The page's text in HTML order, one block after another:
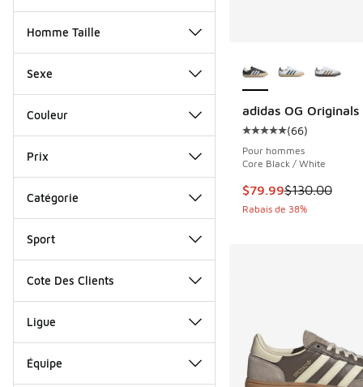
Homme Taille
Sexe
Couleur
Prix
Catégorie
Sport
Cote Des Clients
Ligue
Équipe
adidas OG Originals
Cote moyenne du
(66)
Pour hommes
Core Black / White
Cet article est en
$79.99$130.00
Rabais de 38%